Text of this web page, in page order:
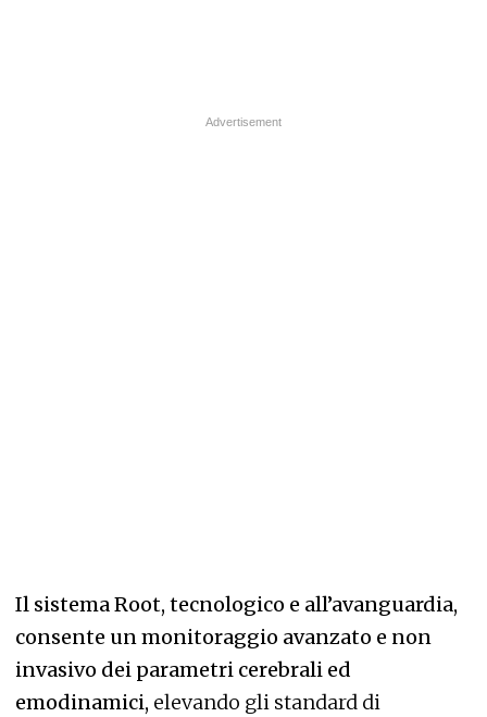
Il sistema Root, tecnologico e all’avanguardia,
consente un monitoraggio avanzato e non
invasivo dei parametri cerebrali ed
emodinamici, elevando gli standard di